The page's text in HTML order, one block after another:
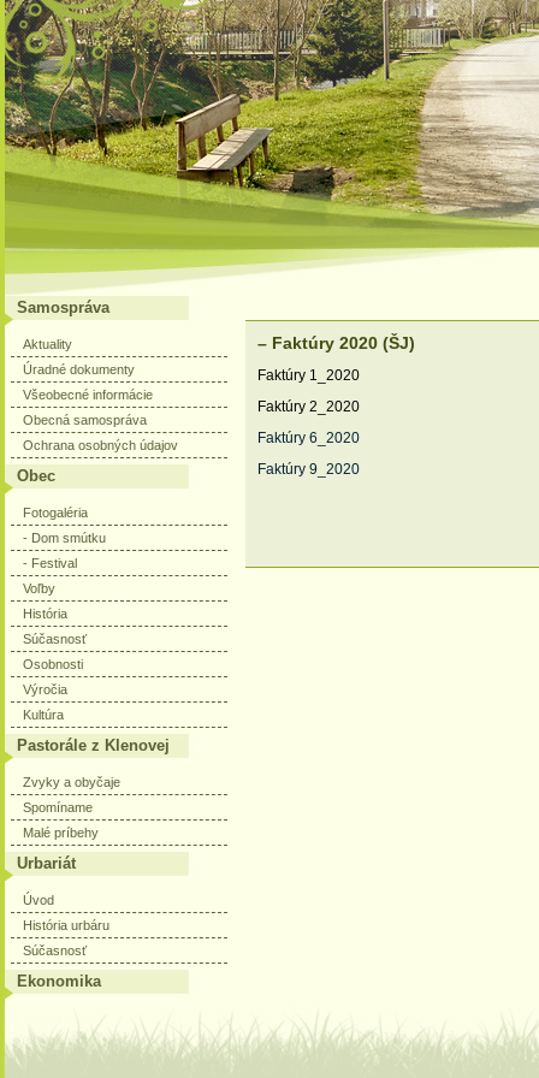
Samospráva
Aktuality
Úradné dokumenty
Všeobecné informácie
Obecná samospráva
Ochrana osobných údajov
Obec
Fotogaléria
- Dom smútku
- Festival
Voľby
História
Súčasnosť
Osobnosti
Výročia
Kultúra
Pastorále z Klenovej
Zvyky a obyčaje
Spomíname
Malé príbehy
Urbariát
Úvod
História urbáru
Súčasnosť
Ekonomika
– Faktúry 2020 (ŠJ)
Faktúry 1_2020
Faktúry 2_2020
Faktúry 6_2020
Faktúry 9_2020